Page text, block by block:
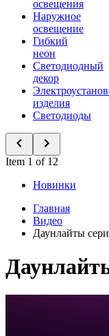
освещения
Наружное
освещение
Гибкий
неон
Светодиодный
декор
изделия
Светодиоды
Item 1 of 12
Новинки
Главная
Видео
Даунлайты